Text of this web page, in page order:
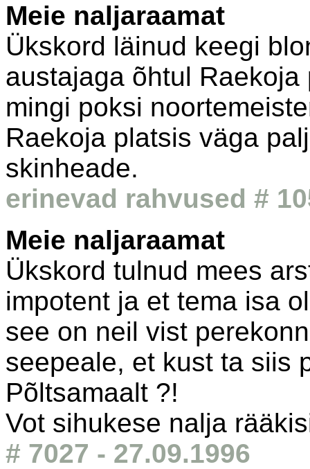
Meie naljaraamat
Ükskord läinud keegi
austajaga õhtul
mingi poksi
Raekoja platsis väga
skinheade.
erinevad rahvused #
Meie naljaraamat
Ükskord tulnud mees
impotent ja et tema isa
see on neil vist
seepeale, et kust ta siis
Põltsamaalt ?!
Vot sihukese nalja
# 7027 - 27.09.1996